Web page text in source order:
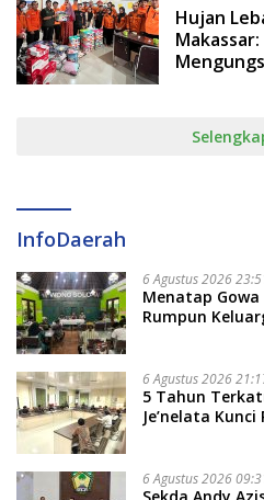
Hujan
InfoDaerah
6 Agustus 2026
Menatap
Rumpun
Soal Adat dan
6 Agustus 2026
5 Tahun
Je’nelata
6 Agustus 2026